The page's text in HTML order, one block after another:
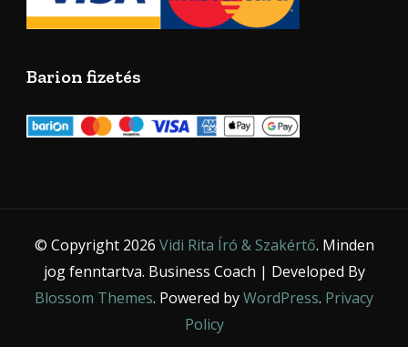
Barion fizetés
© Copyright 2026 Vidi Rita Író & Szakértő. Minden
jog fenntartva. Business Coach | Developed By
Blossom Themes. Powered byWordPress. Privacy
Policy